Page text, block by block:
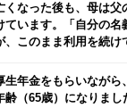
くなった後も、母は父
ています。「自分の名
、このまま利用を続け
生年金をもらいながら
齢（65歳）になりま